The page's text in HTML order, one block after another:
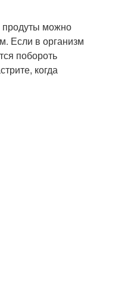
продуты можно
Если в организм
побороть
когда